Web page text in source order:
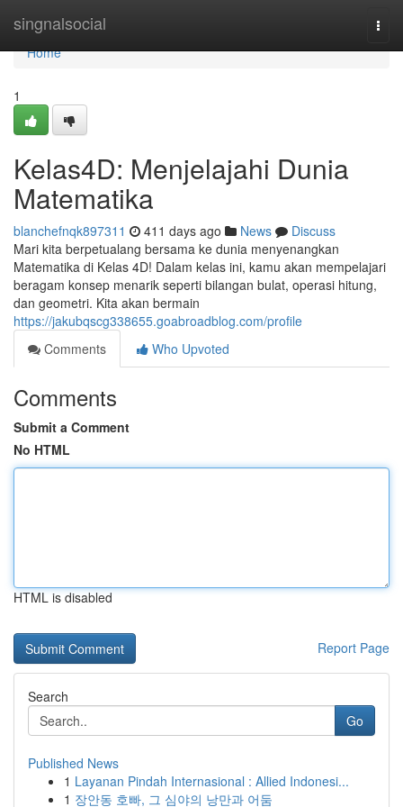
singnalsocial
Home
Home
1
Kelas4D: Menjelajahi Dunia
Matematika
blanchefnqk897311 411 days ago News
Discuss
Mari kita berpetualang bersama ke dunia menyenangkan
Matematika di Kelas 4D! Dalam kelas ini, kamu akan mempelajari
beragam konsep menarik seperti bilangan bulat, operasi hitung,
dan geometri. Kita akan bermain
https://jakubqscg338655.goabroadblog.com/profile
Comments
Who Upvoted
Comments
Submit a Comment
No HTML
HTML is disabled
Report Page
Search
Go
Published News
1 Layanan Pindah Internasional : Allied Indonesi...
1 장안동 호빠, 그 심야의 낭만과 어둠